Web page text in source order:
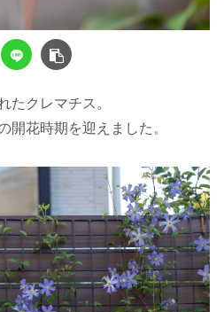
たクレマチス。
開花時期を迎えました。